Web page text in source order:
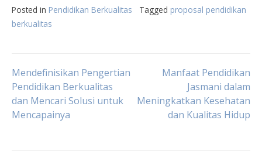
Posted in Pendidikan Berkualitas Tagged proposal pendidikan
berkualitas
Post
navigation
Mendefinisikan Pengertian
Pendidikan Berkualitas
dan Mencari Solusi untuk
Mencapainya
Manfaat Pendidikan
Jasmani dalam
Meningkatkan Kesehatan
dan Kualitas Hidup